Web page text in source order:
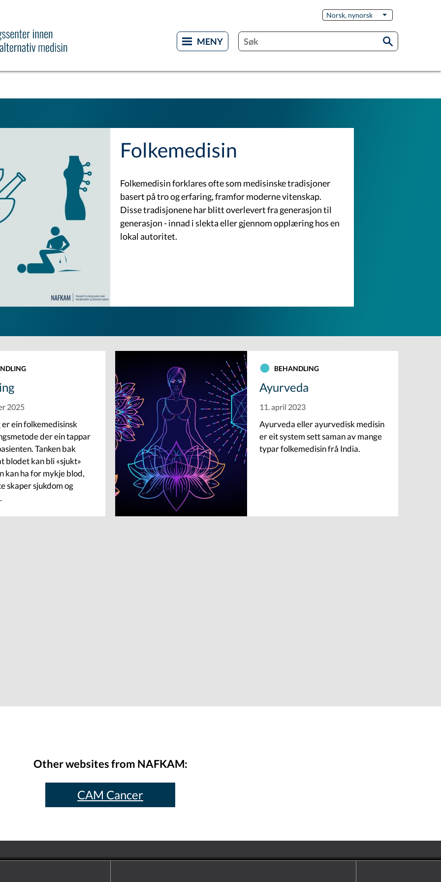
Norsk, nynorsk List additional
Folkemedisin
Folkemedisin forklares ofte som medisinske tradisjoner
basert på tro og erfaring, framfor moderne vitenskap.
Disse tradisjonene har blitt overlevert fra generasjon til
generasjon - innad i slekta eller gjennom opplæring hos en
lokal autoritet.
2025
ein folkemedisinsk
der ein tapp­ar
Tanken bak
blodet kan bli «sjukt»
kan ha for mykje blod,
skaper sjukdom og
BEHANDLING
Ayurveda
11. april 2023
Ayurveda eller ayurvedisk medisin
er eit system sett saman av mange
typar folkemedisin frå India.
Other websites from NAFKAM:
CAM Cancer